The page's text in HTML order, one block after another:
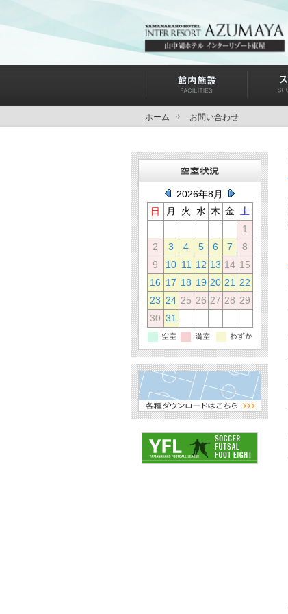
ホーム お問い合わせ
2026年8月
日
月 火 水 木 金
土
1
2
3 4 5 6 7
8
9
10 11 12 13 14 15
16 17 18 19 20 21
22
23 24 25 26 27 28 29
30 31